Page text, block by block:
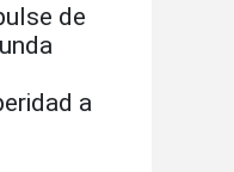
de
a